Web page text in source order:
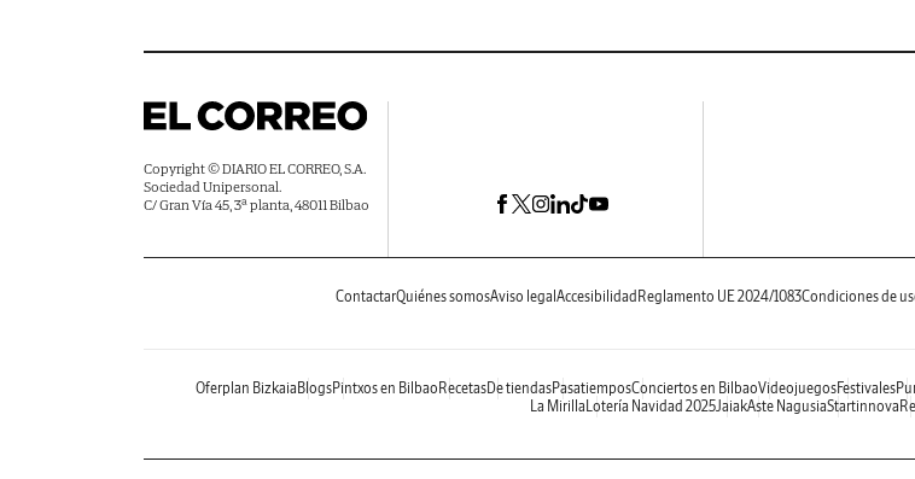
Copyright © DIARIO EL CORREO, S.A.
Sociedad Unipersonal.
C/ Gran Vía 45, 3ª planta, 48011 Bilbao
ContactarQuiénes somosAviso legal Accesibilidad Reglamento UE 2024/1083Condiciones de
Oferplan Bizkaia BlogsPintxos en Bilbao RecetasDe tiendasPasatiemposConciertos en BilbaoVideojuegosFestivales
La Mirilla Lotería Navidad 2025JaiakAste NagusiaStartinnova